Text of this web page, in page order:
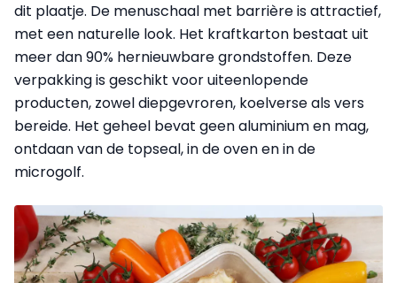
dit plaatje. De menuschaal met barrière is attractief,
met een naturelle look. Het kraftkarton bestaat uit
meer dan 90% hernieuwbare grondstoffen. Deze
verpakking is geschikt voor uiteenlopende
producten, zowel diepgevroren, koelverse als vers
bereide. Het geheel bevat geen aluminium en mag,
ontdaan van de topseal, in de oven en in de
microgolf.